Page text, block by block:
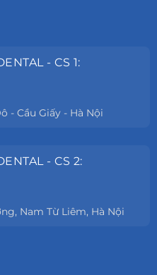
- CS 1:
- Cầu Giấy - Hà Nội
- CS 2:
Nam Từ Liêm, Hà Nội